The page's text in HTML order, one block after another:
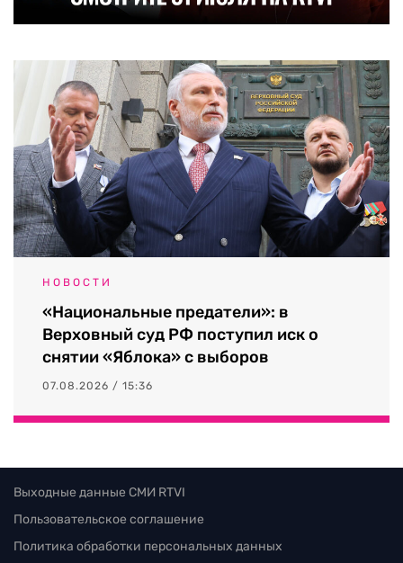
НОВОСТИ
«Национальные предатели»: в
Верховный суд РФ поступил иск о
снятии «Яблока» с выборов
07.08.2026 / 15:36
Выходные данные СМИ RTVI
Пользовательское соглашение
Политика обработки персональных данных